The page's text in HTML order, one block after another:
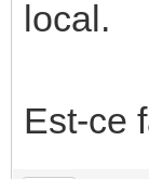
local.
Est-ce